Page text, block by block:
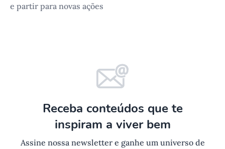
e partir para novas ações
Receba conteúdos que te
inspiram a viver bem
Assine nossa newsletter e ganhe um universo de